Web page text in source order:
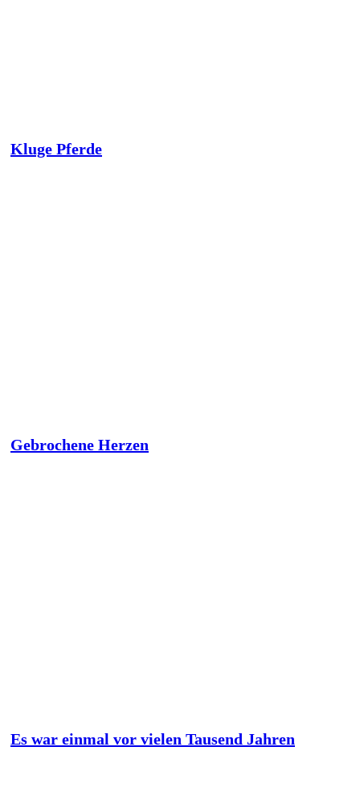
Kluge Pferde
Gebrochene Herzen
Es war einmal vor vielen Tausend Jahren